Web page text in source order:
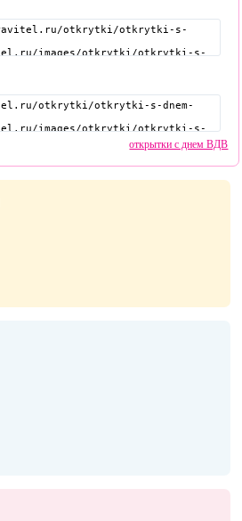
открытки с днем ВДВ